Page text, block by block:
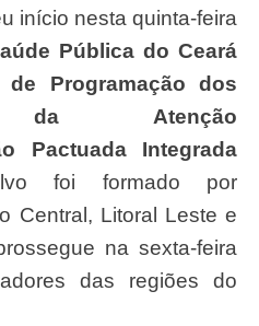
início nesta quinta-feira
Pública do Ceará
de Programação dos
da Atenção
Pactuada Integrada
foi formado por
Central, Litoral Leste e
na sexta-feira
das regiões do